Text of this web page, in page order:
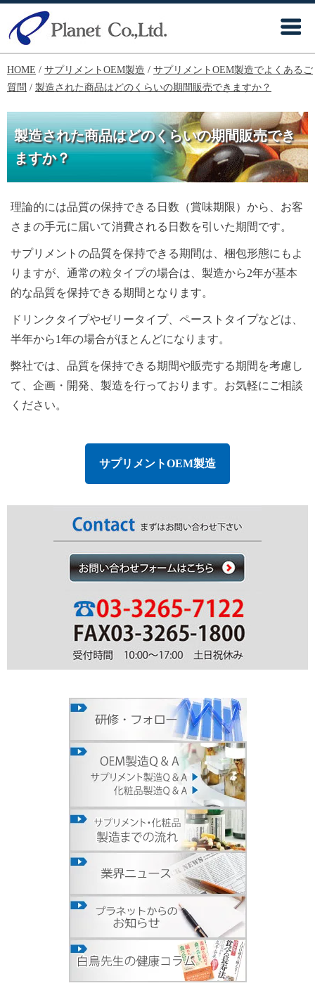
HOME / サプリメントOEM製造 / サプリメントOEM製造でよくあるご
質問 / 製造された商品はどのくらいの期間販売できますか？
製造された商品はどのくらいの期間販売でき
ますか？
理論的には品質の保持できる日数（賞味期限）から、お客
さまの手元に届いて消費される日数を引いた期間です。
サプリメントの品質を保持できる期間は、梱包形態にもよ
りますが、通常の粒タイプの場合は、製造から2年が基本
的な品質を保持できる期間となります。
ドリンクタイプやゼリータイプ、ペーストタイプなどは、
半年から1年の場合がほとんどになります。
弊社では、品質を保持できる期間や販売する期間を考慮し
て、企画・開発、製造を行っております。お気軽にご相談
ください。
サプリメントOEM製造